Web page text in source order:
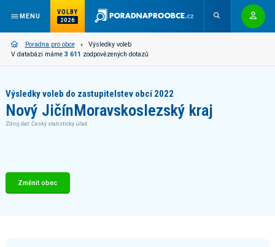
MENU
VOLBY
2026
Poradna pro obce
Výsledky voleb
V databázi máme 3 611 zodpovězených dotazů
Výsledky voleb do zastupitelstev obcí 2022
Nový JičínMoravskoslezský kraj
Zdroj dat: Český statistický úřad
Změnit obec